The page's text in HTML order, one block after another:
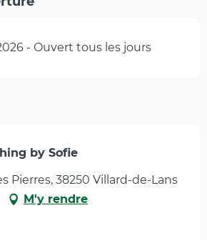
- Ouvert tous les jours
by Sofie
Pierres, 38250 Villard-de-Lans
M'y rendre